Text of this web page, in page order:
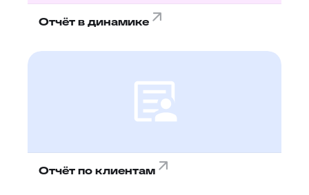
Отчёт в динамике
Отчёт по клиентам